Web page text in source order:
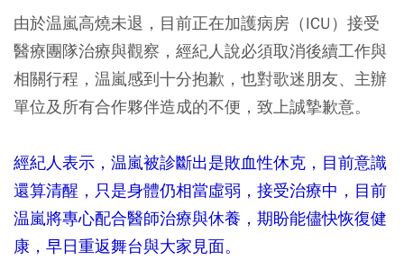
由於温嵐高燒未退，目前正在加護病房（ICU）接受
醫療團隊治療與觀察，經紀人說必須取消後續工作與
相關行程，温嵐感到十分抱歉，也對歌迷朋友、主辦
單位及所有合作夥伴造成的不便，致上誠摯歉意。
經紀人表示，温嵐被診斷出是敗血性休克，目前意識
還算清醒，只是身體仍相當虛弱，接受治療中，目前
温嵐將專心配合醫師治療與休養，期盼能儘快恢復健
康，早日重返舞台與大家見面。